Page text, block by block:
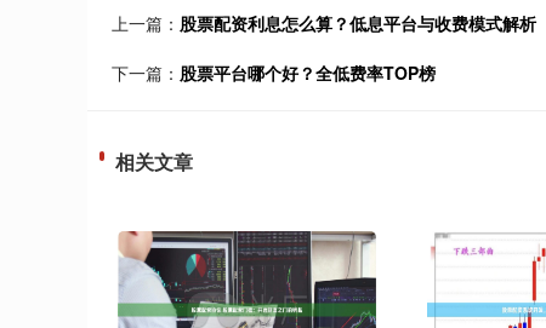
上一篇： 股票配资利息怎么算？低息平台与收费模式解析
下一篇： 股票平台哪个好？全低费率TOP榜
相关文章